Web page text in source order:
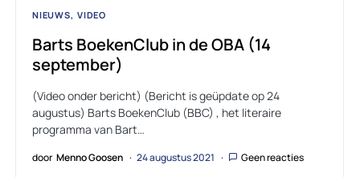
NIEUWS VIDEO
Barts BoekenClub in de OBA (14
september)
(Video onder bericht) (Bericht is geüpdate op 24
augustus) Barts BoekenClub (BBC) , het literaire
programma van Bart…
door Menno Goosen 24 augustus 2021 Geen reacties